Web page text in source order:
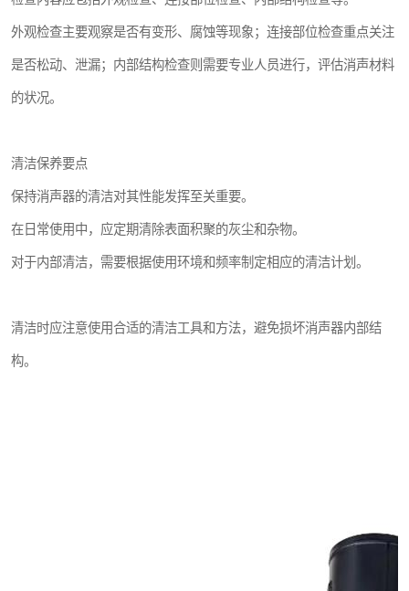
外观检查主要观察是否有变形、腐蚀等现象；连接部位检查重点关注
是否松动、泄漏；内部结构检查则需要专业人员进行，评估消声材料
的状况。
清洁保养要点
保持消声器的清洁对其性能发挥至关重要。
在日常使用中，应定期清除表面积聚的灰尘和杂物。
对于内部清洁，需要根据使用环境和频率制定相应的清洁计划。
清洁时应注意使用合适的清洁工具和方法，避免损坏消声器内部结
构。